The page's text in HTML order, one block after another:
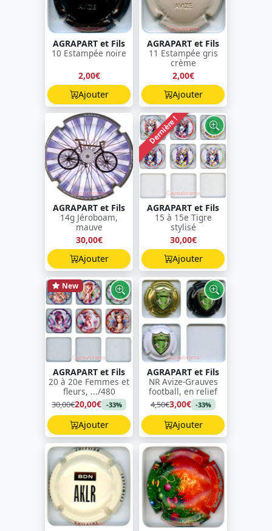
AGRAPART et Fils
10 Estampée noire
2,00€
Ajouter
AGRAPART et Fils
11 Estampée gris
crème
2,00€
Ajouter
AGRAPART et Fils
14g Jéroboam,
mauve
30,00€
Ajouter
Dernière !
AGRAPART et Fils
15 à 15e Tigre
stylisé
30,00€
Ajouter
New
AGRAPART et Fils
20 à 20e Femmes et
fleurs, .../480
30,00€20,00€ -33%
Ajouter
AGRAPART et Fils
NR Avize-Grauves
football, en relief
4,50€3,00€ -33%
Ajouter